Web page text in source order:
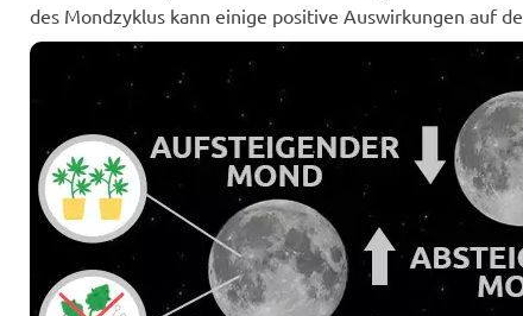
des Mondzyklus kann einige positive Auswirkungen auf